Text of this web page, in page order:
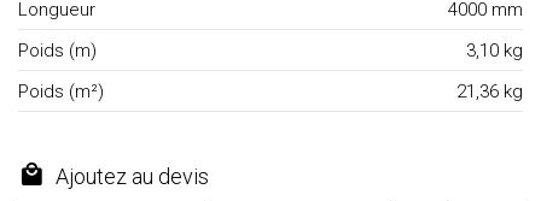
Longueur
4000 mm
Poids (m)
3,10 kg
Poids (m²)
21,36 kg
Ajoutez au devis